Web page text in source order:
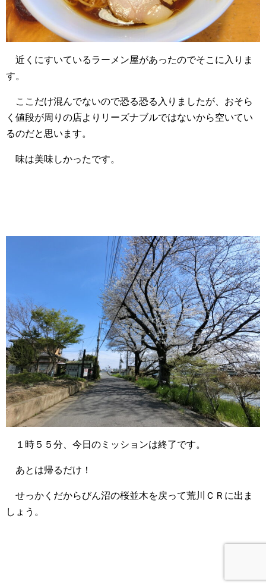
近くにすいているラーメン屋があったのでそこに入りま
す。
ここだけ混んでないので恐る恐る入りましたが、おそら
く値段が周りの店よりリーズナブルではないから空いてい
るのだと思います。
味は美味しかったです。
１時５５分、今日のミッションは終了です。
あとは帰るだけ！
せっかくだからびん沼の桜並木を戻って荒川ＣＲに出ま
しょう。